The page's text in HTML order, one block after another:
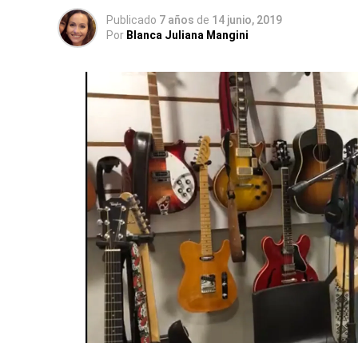
Publicado 7 años de 14 junio, 2019
Por Blanca Juliana Mangini